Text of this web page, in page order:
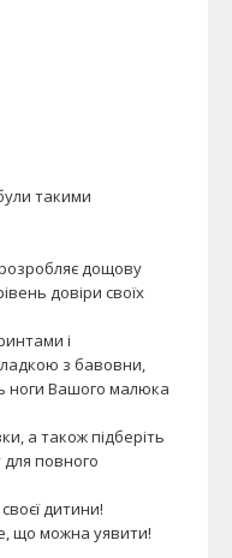
такими
дощову
довіри своїх
і
з бавовни,
ноги Вашого малюка
а також підберіть
повного
дитини!
що можна уявити!